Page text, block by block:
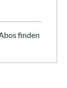
finden